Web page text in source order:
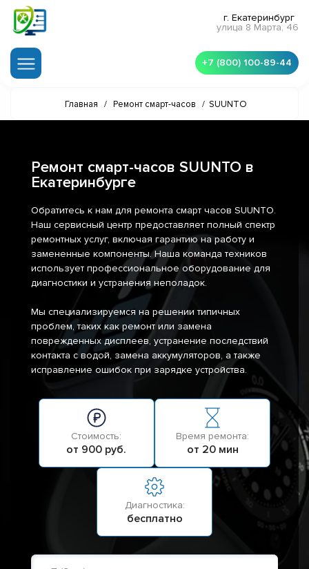
г. Екатеринбург
улица 8 Марта, 46
+7 (800) 100-89-44
Главная / Ремонт смарт-часов / SUUNTO
Ремонт смарт-часов SUUNTO в
Екатеринбурге
Обратитесь к нам для ремонта смарт часов SUUNTO.
Наш сервисный центр предоставляет полный спектр
ремонтных услуг, включая гарантию на работу и
замененные компоненты. Наша команда техников
использует профессиональное оборудование для
диагностики и устранения неполадок.
Мы специализируемся на решении типичных
проблем, таких как ремонт или замена
поврежденных дисплеев, устранение последствий
контакта с водой, замена аккумуляторов, а также
исправление ошибок при зарядке устройства.
Стоимость:
от 900 руб.
Время ремонта:
от 20 мин
Диагностика:
бесплатно